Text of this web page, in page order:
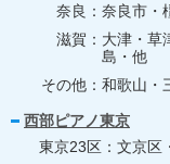
奈良
奈良市・
滋賀
大津・草
島・他
その他
和歌山・
西部ピアノ東京
東京23区
文京区